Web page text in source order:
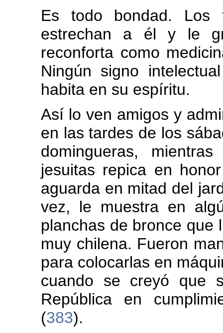
Es todo bondad. Los
estrechan a él y le
reconforta como
Ningún signo
habita en su espíritu.
Así lo ven amigos y
en las tardes de los
domingueras,
jesuitas repica en
aguarda en mitad del
vez, le muestra en
planchas de bronce que
muy chilena. Fueron
para colocarlas en
cuando se creyó que
República en
(383).